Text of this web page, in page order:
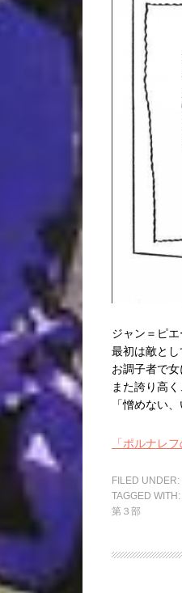
ジャン＝ピ
最初は敵とし
お調子者で
また誇り高
「憎めない
「ポルナレ
FILED UNDER:
TAGGED WITH:
第３部